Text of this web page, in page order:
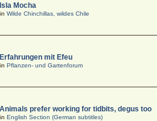
Isla Mocha
inWilde Chinchillas, wildes Chile
Erfahrungen mit Efeu
inPflanzen- und Gartenforum
Animals prefer working for tidbits, degus too
inEnglish Section (German subtitles)